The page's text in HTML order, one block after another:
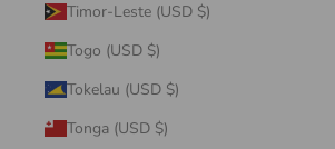
Timor-Leste (USD $)
Togo (USD $)
Tokelau (USD $)
Tonga (USD $)